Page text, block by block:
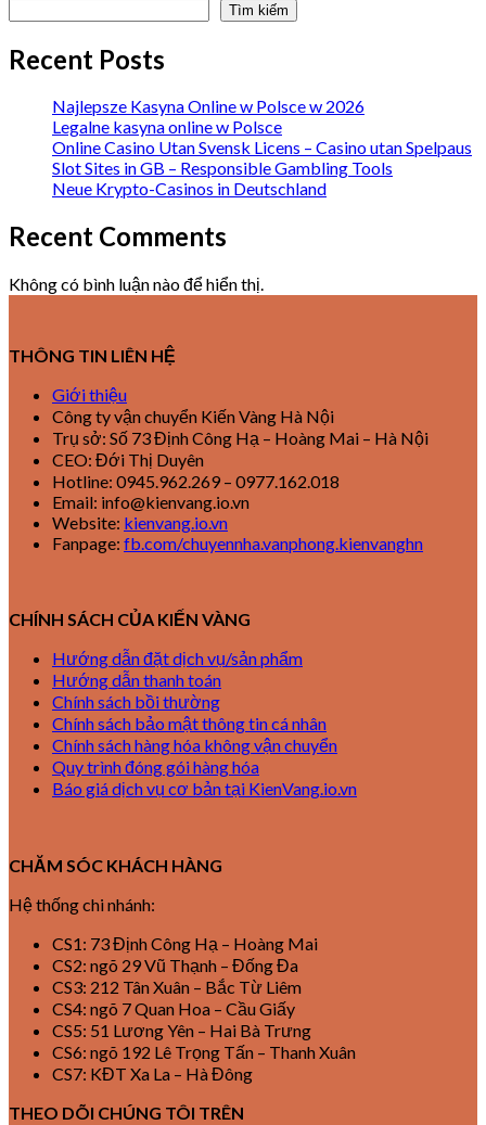
Tìm kiếm
Recent Posts
Najlepsze Kasyna Online w Polsce w 2026
Legalne kasyna online w Polsce
Online Casino Utan Svensk Licens – Casino utan Spelpaus
Slot Sites in GB – Responsible Gambling Tools
Neue Krypto-Casinos in Deutschland
Recent Comments
Không có bình luận nào để hiển thị.
THÔNG TIN LIÊN HỆ
Giới thiệu
Công ty vận chuyển Kiến Vàng Hà Nội
Trụ sở: Số 73 Định Công Hạ – Hoàng Mai – Hà Nội
CEO: Đới Thị Duyên
Hotline: 0945.962.269 – 0977.162.018
Email: info@kienvang.io.vn
Website: kienvang.io.vn
Fanpage: fb.com/chuyennha.vanphong.kienvanghn
CHÍNH SÁCH CỦA KIẾN VÀNG
Hướng dẫn đặt dịch vụ/sản phẩm
Hướng dẫn thanh toán
Chính sách bồi thường
Chính sách bảo mật thông tin cá nhân
Chính sách hàng hóa không vận chuyển
Quy trình đóng gói hàng hóa
Báo giá dịch vụ cơ bản tại KienVang.io.vn
CHĂM SÓC KHÁCH HÀNG
Hệ thống chi nhánh:
CS1: 73 Định Công Hạ – Hoàng Mai
CS2: ngõ 29 Vũ Thạnh – Đống Đa
CS3: 212 Tân Xuân – Bắc Từ Liêm
CS4: ngõ 7 Quan Hoa – Cầu Giấy
CS5: 51 Lương Yên – Hai Bà Trưng
CS6: ngõ 192 Lê Trọng Tấn – Thanh Xuân
CS7: KĐT Xa La – Hà Đông
THEO DÕI CHÚNG TÔI TRÊN